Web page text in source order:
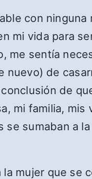
con
mi vida para
me sentía
de
de
mi familia,
sumaban a
mujer que se